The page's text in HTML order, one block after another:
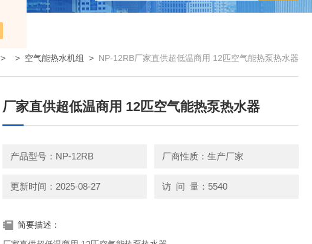
> > 空气能热水机组 > NP-12RB厂家直供超低温商用 12匹空气能热泵热水器
厂家直供超低温商用 12匹空气能热泵热水器
产品型号：NP-12RB 厂商性质：生产厂家
更新时间：2025-08-27 访 问 量：5540
简要描述：